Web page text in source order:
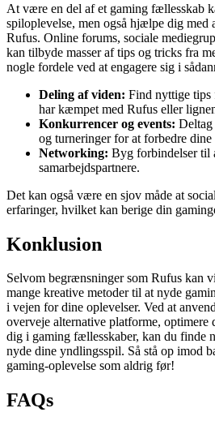
At være en del af et gaming fællesskab
spiloplevelse, men også hjælpe dig med
Rufus. Online forums, sociale
kan tilbyde masser af tips og tricks fra
nogle fordele ved at engagere sig i
Deling af viden: Find nyttige tips
har kæmpet med Rufus eller
Konkurrencer og events: Deltag
og turneringer for at forbedre dine
Networking: Byg forbindelser til
samarbejdspartnere.
Det kan også være en sjov måde at
erfaringer, hvilket kan berige din
Konklusion
Selvom begrænsninger som Rufus kan
mange kreative metoder til at nyde
i vejen for dine oplevelser. Ved at
overveje alternative platforme, optimere
dig i gaming fællesskaber, kan du finde
nyde dine yndlingsspil. Så stå op imod
gaming-oplevelse som aldrig før!
FAQs